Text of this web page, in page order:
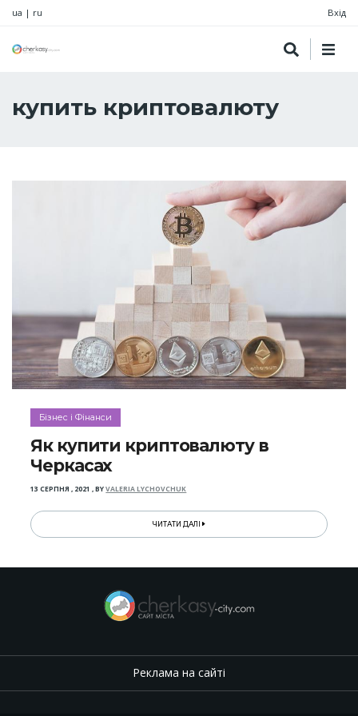
ua | ru Вхід
купить криптовалюту
Бізнес і Фінанси
Як купити криптовалюту в
Черкасах
13 СЕРПНЯ , 2021 ,BYVALERIA LYCHOVCHUK
ЧИТАТИ ДАЛІ
Реклама на сайті